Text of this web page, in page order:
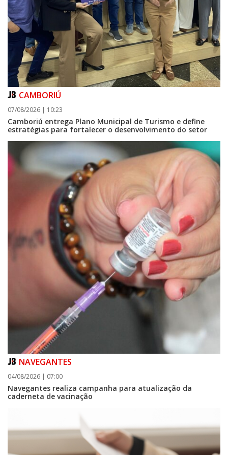
09/08/2026 | 07:00
Prefeitura de Balneário Piçarras realiza leilão eletrônico de bens móveis
e terrenos do IPRESP
CAMBORIÚ
07/08/2026 | 10:23
Camboriú entrega Plano Municipal de Turismo e define
estratégias para fortalecer o desenvolvimento do setor
NAVEGANTES
04/08/2026 | 07:00
Navegantes realiza campanha para atualização da
caderneta de vacinação